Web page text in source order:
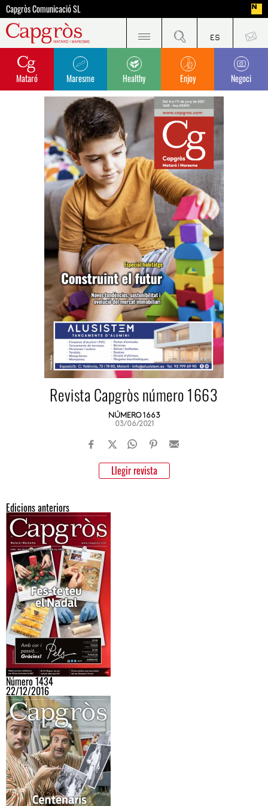
Capgròs Comunicació SL
Mataró Maresme Healthy Enjoy Negoci
Revista Capgròs número 1663
NÚMERO 1663
03/06/2021
Llegir revista
Edicions anteriors
Número 1434
22/12/2016